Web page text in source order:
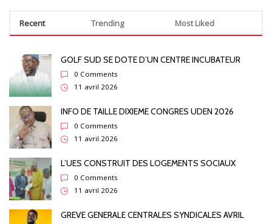
Recent Trending Most Liked
GOLF SUD SE DOTE D’UN CENTRE INCUBATEUR
0 Comments
11 avril 2026
INFO DE TAILLE DIXIEME CONGRES UDEN 2026
0 Comments
11 avril 2026
L’UES CONSTRUIT DES LOGEMENTS SOCIAUX
0 Comments
11 avril 2026
GREVE GENERALE CENTRALES SYNDICALES AVRIL